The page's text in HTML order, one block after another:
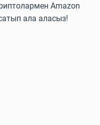
Amazon
ала аласыз!